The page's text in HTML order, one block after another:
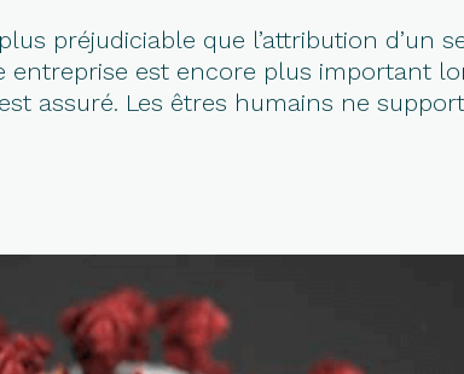
préjudiciable que l’attribution d’un
est encore plus important
assuré. Les êtres humains ne